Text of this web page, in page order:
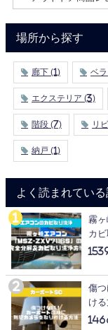
場所から探す
廊下 (1) ベ
エクステリア (3)
階段 (7) リ
納戸 (1)
よく読まれてい
霧
カ
傷
け